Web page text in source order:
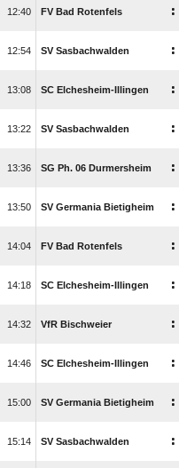
 FV Bad Rotenfels :
 SV Sasbachwalden :
 SC Elchesheim-Illingen :
 SV Sasbachwalden :
 SG Ph. 06 Durmersheim :
 SV Germania Bietigheim :
 FV Bad Rotenfels :
 SC Elchesheim-Illingen :
 VfR Bischweier :
 SC Elchesheim-Illingen :
 SV Germania Bietigheim :
 SV Sasbachwalden :